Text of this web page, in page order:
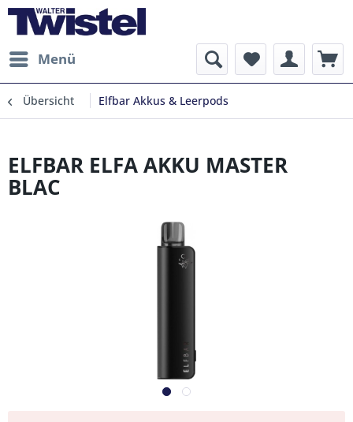
Menü
Übersicht Elfbar Akkus & Leerpods
ELFBAR ELFA AKKU MASTER
BLAC